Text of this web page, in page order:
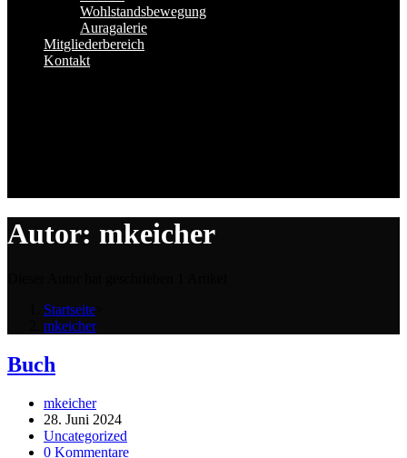
Wohlstandsbewegung
Auragalerie
Mitgliederbereich
Kontakt
Autor: mkeicher
Startseite
mkeicher
Buch
Beitrags-
Autor:
mkeicher
Beitrag
veröffentlicht:
28. Juni 2024
Beitrags-
Kategorie:
Uncategorized
Beitrags-
0 Kommentare